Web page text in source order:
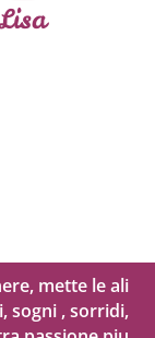
mette le ali
sogni , sorridi,